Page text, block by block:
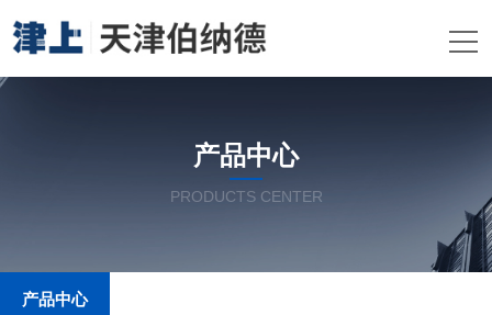
产品中心
PRODUCTS CENTER
产品中心